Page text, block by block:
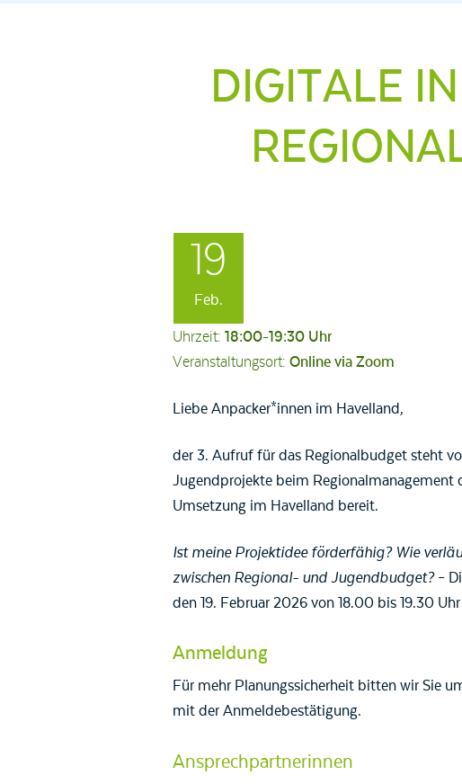
DIGITALE
19
Feb.
Uhrzeit: 18:00-19:30 Uhr
Veranstaltungsort: Online via Zoom
Liebe Anpacker*innen im Havelland,
der 3. Aufruf für das Regionalbudget steht
Jugendprojekte beim Regionalmanagement
Umsetzung im Havelland bereit.
Ist meine Projektidee förderfähig? Wie
zwischen Regional- und Jugendbudget?–
den 19. Februar 2026 von 18.00 bis 19.30
Anmeldung
Für mehr Planungssicherheit bitten wir Sie
mit der Anmeldebestätigung.
Ansprechpartnerinnen